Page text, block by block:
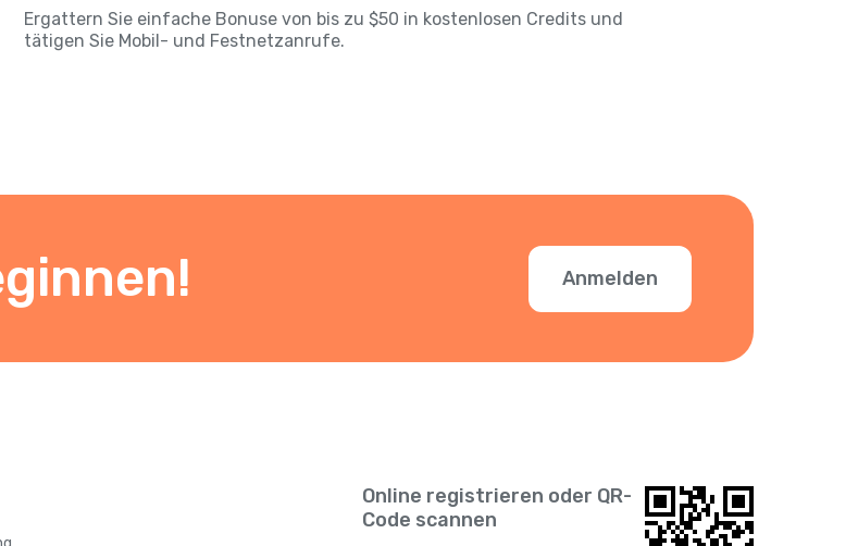
Ergattern Sie einfache Bonuse von bis zu $50 in kostenlosen Credits und
tätigen Sie Mobil- und Festnetzanrufe.
Anmelden
Online registrieren oder QR-
Code scannen